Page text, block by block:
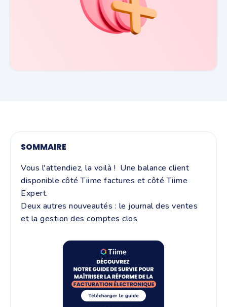
SOMMAIRE
Vous l'attendiez, la voilà ! Une balance client
disponible côté Tiime factures et côté Tiime
Expert.
Deux autres nouveautés : le journal des ventes
et la gestion des comptes clos